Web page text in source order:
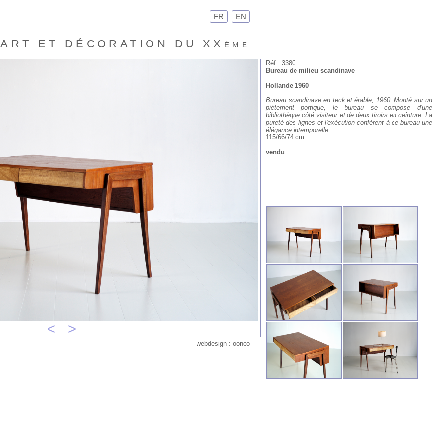
FR EN
ART ET DÉCORATION DU XXème
< >
Réf.: 3380
Bureau de milieu scandinave
Hollande 1960
Bureau scandinave en teck et érable, 1960. Monté sur un
piètement portique, le bureau se compose d'une
bibliothèque côté visiteur et de deux tiroirs en ceinture. La
pureté des lignes et l'exécution confèrent à ce bureau une
élégance intemporelle.
115/66/74 cm
vendu
webdesign : ooneo